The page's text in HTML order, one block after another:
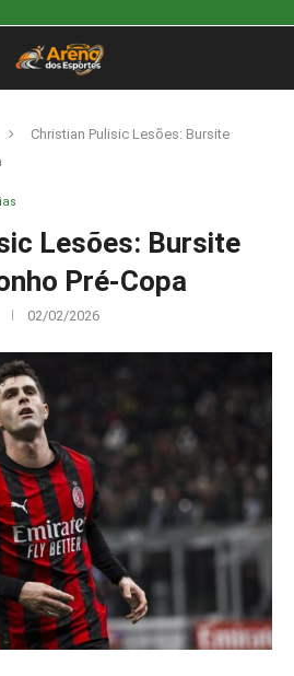
Christian Pulisic Lesões: Bursite
Lesões: Bursite
Pré-Copa
02/02/2026